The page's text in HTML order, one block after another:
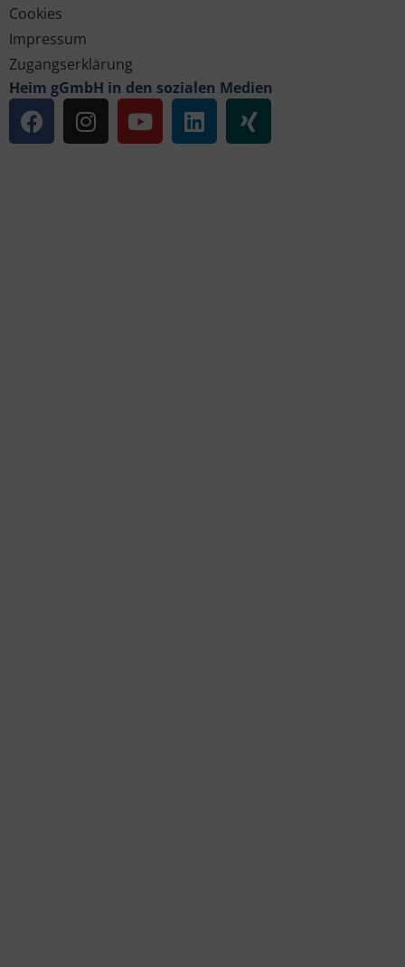
Cookies
Impressum
Zugangserklärung
Heim gGmbH in den sozialen Medien